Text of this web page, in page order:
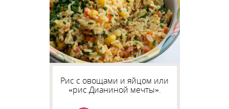
Рис с овощами и яйцом или
«рис Дианиной мечты».